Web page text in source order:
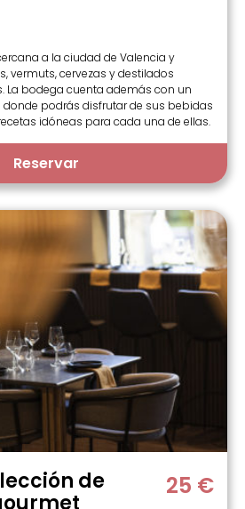
a la ciudad de Valencia y
vermuts, cervezas y destilados
La bodega cuenta además con un
podrás disfrutar de sus bebidas
idóneas para cada una de ellas.
Reservar
de
25 €